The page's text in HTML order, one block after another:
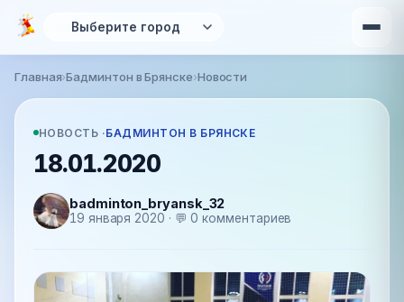
Перейти к основному содержанию
Вы здесь
Главная›Бадминтон в Брянске›Новости
НОВОСТЬ ·БАДМИНТОН В БРЯНСКЕ
18.01.2020
badminton_bryansk_32
19 января 2020 · 💬 0 комментариев